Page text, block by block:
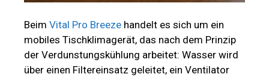
Beim Vital Pro Breeze handelt es sich um ein
mobiles Tischklimagerät, das nach dem Prinzip
der Verdunstungskühlung arbeitet: Wasser wird
über einen Filtereinsatz geleitet, ein Ventilator